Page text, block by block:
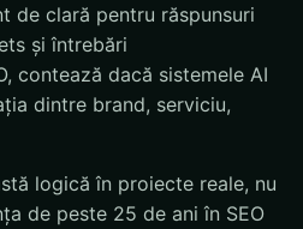
de clară pentru răspunsuri
și întrebări
contează dacă sistemele AI
dintre brand, serviciu,
logică în proiecte reale, nu
de peste 25 de ani în SEO